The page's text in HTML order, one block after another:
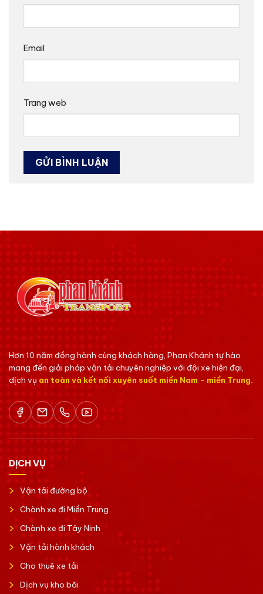
Email
Trang web
Hơn 10 năm đồng hành cùng khách hàng, Phan Khánh tự hào
mang đến giải pháp vận tải chuyên nghiệp với đội xe hiện đại,
dịch vụan toàn và kết nối xuyên suốt miền Nam - miền Trung.
DỊCH VỤ
Vận tải đường bộ
Chành xe đi Miền Trung
Chành xe đi Tây Ninh
Vận tải hành khách
Cho thuê xe tải
Dịch vụ kho bãi